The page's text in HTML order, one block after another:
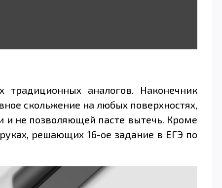
традиционных аналогов. Наконечник
скольжение на любых поверхностях,
не позволяющей пасте вытечь. Кроме
решающих 16-ое задание в ЕГЭ по